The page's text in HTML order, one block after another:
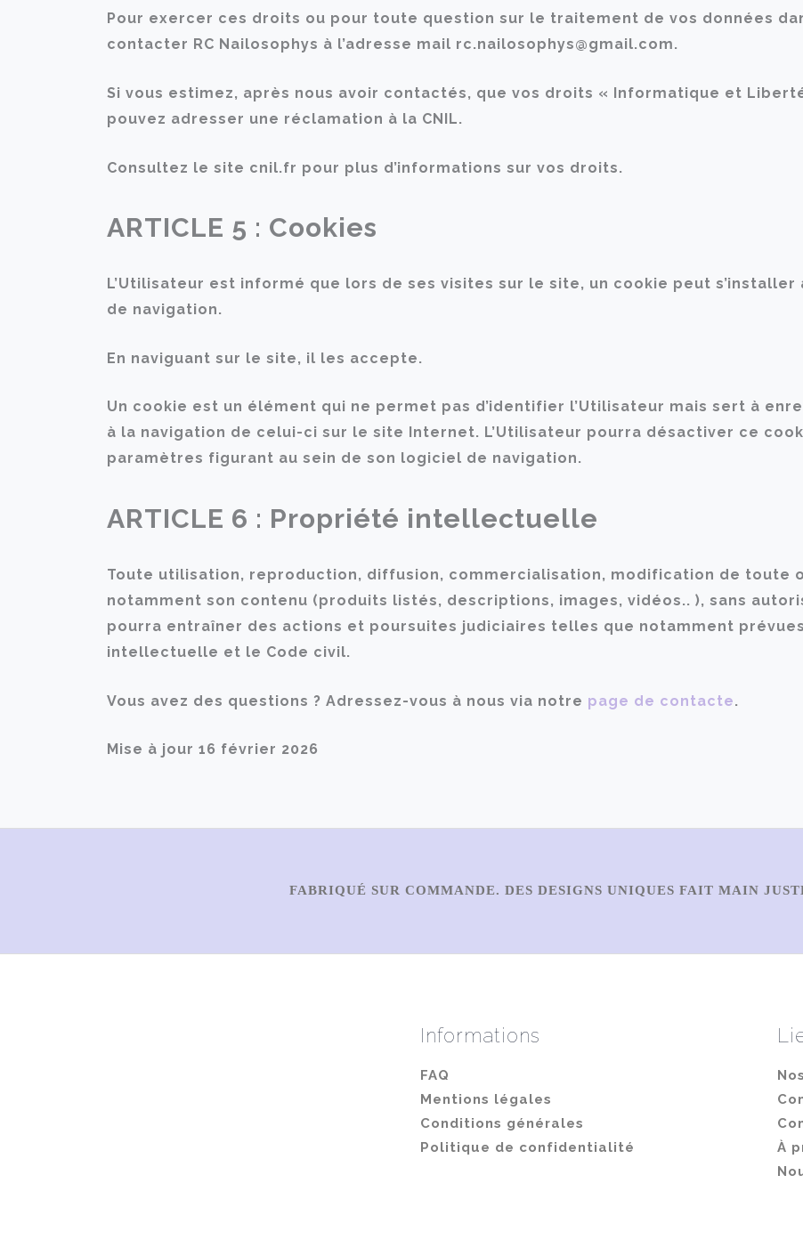
Pour exercer ces droits ou pour toute question sur le traitement de vos données
contacter RC Nailosophys à l’adresse mail rc.nailosophys@gmail.com.
Si vous estimez, après nous avoir contactés, que vos droits « Informatique et
pouvez adresser une réclamation à la CNIL.
Consultez le site cnil.fr pour plus d’informations sur vos droits.
ARTICLE 5 : Cookies
L’Utilisateur est informé que lors de ses visites sur le site, un cookie peut
de navigation.
En naviguant sur le site, il les accepte.
Un cookie est un élément qui ne permet pas d’identifier l’Utilisateur mais sert à
à la navigation de celui-ci sur le site Internet. L’Utilisateur pourra désactiver ce
paramètres figurant au sein de son logiciel de navigation.
ARTICLE 6 : Propriété intellectuelle
Toute utilisation, reproduction, diffusion, commercialisation, modification de toute
notamment son contenu (produits listés, descriptions, images, vidéos.. ), sans
pourra entraîner des actions et poursuites judiciaires telles que notamment
intellectuelle et le Code civil.
Vous avez des questions ? Adressez-vous à nous via notre page de contacte.
Mise à jour 16 février 2026
FABRIQUÉ SUR COMMANDE. DES DESIGNS UNIQUES FAIT MAIN
Informations
FAQ
Mentions légales
Conditions générales
Politique de confidentialité
À